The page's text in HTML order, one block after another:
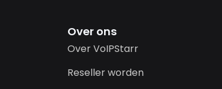
Over ons
Over VoIPStarr
Reseller worden